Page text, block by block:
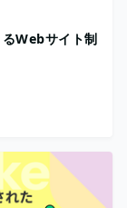
るWebサイト制